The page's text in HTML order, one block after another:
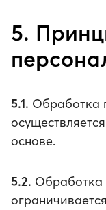
5.
5.1. Обработка
основе.
5.2. Обработка